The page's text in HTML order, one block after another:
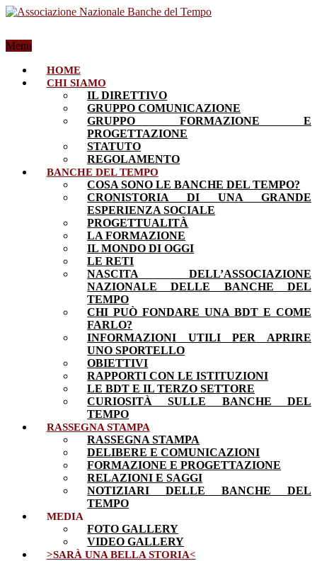
Menu
HOME
CHI SIAMO
IL DIRETTIVO
GRUPPO COMUNICAZIONE
GRUPPO FORMAZIONE E
PROGETTAZIONE
STATUTO
REGOLAMENTO
BANCHE DEL TEMPO
COSA SONO LE BANCHE DEL TEMPO?
CRONISTORIA DI UNA GRANDE
ESPERIENZA SOCIALE
PROGETTUALITÀ
LA FORMAZIONE
IL MONDO DI OGGI
LE RETI
NASCITA DELL’ASSOCIAZIONE
NAZIONALE DELLE BANCHE DEL
TEMPO
CHI PUÒ FONDARE UNA BDT E COME
FARLO?
INFORMAZIONI UTILI PER APRIRE
UNO SPORTELLO
OBIETTIVI
RAPPORTI CON LE ISTITUZIONI
LE BDT E IL TERZO SETTORE
CURIOSITÀ SULLE BANCHE DEL
TEMPO
RASSEGNA STAMPA
RASSEGNA STAMPA
DELIBERE E COMUNICAZIONI
FORMAZIONE E PROGETTAZIONE
RELAZIONI E SAGGI
NOTIZIARI DELLE BANCHE DEL
TEMPO
MEDIA
FOTO GALLERY
VIDEO GALLERY
>SARÀ UNA BELLA STORIA<